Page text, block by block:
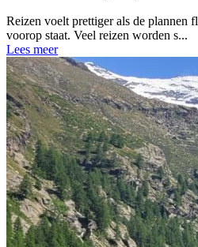
Reizen voelt prettiger als de plannen
voorop staat. Veel reizen worden s...
Lees meer